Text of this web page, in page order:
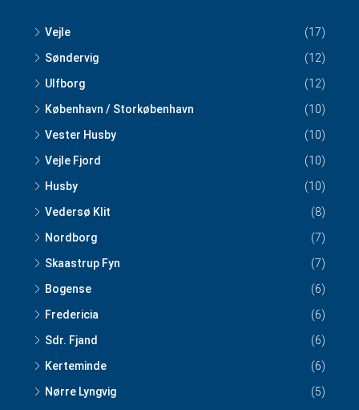
Vejle
(17)
Søndervig
(12)
Ulfborg
(12)
København / Storkøbenhavn
(10)
Vester Husby
(10)
Vejle Fjord
(10)
Husby
(10)
Vedersø Klit
(8)
Nordborg
(7)
Skaastrup Fyn
(7)
Bogense
(6)
Fredericia
(6)
Sdr. Fjand
(6)
Kerteminde
(6)
Nørre Lyngvig
(5)